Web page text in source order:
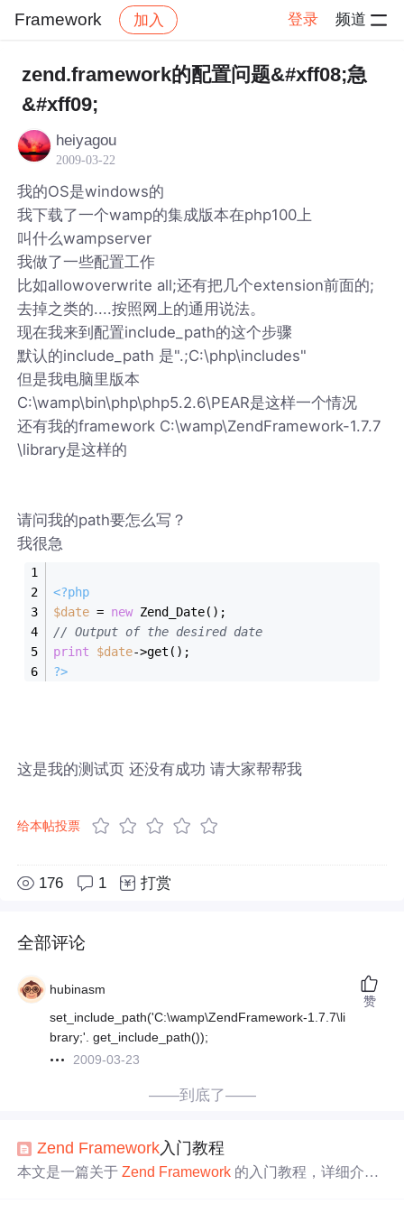
Framework 加入 登录 频道
Framework 帖子详情
zend.framework的配置问题&#xff08;急
&#xff09;
heiyagou
2009-03-22
我的OS是windows的
我下载了一个wamp的集成版本在php100上
叫什么wampserver
我做了一些配置工作
比如allowoverwrite all;还有把几个extension前面的;
去掉之类的....按照网上的通用说法。
现在我来到配置include_path的这个步骤
默认的include_path 是".;C:\php\includes"
但是我电脑里版本
C:\wamp\bin\php\php5.2.6\PEAR是这样一个情况
还有我的framework C:\wamp\ZendFramework-1.7.7
\library是这样的
请问我的path要怎么写？
我很急
<?php
$date = new Zend_Date();
// Output of the desired date
print
$date->get();
?>
这是我的测试页 还没有成功 请大家帮帮我
给本帖投票
176 1 打赏
全部评论
hubinasm
set_include_path('C:\wamp\ZendFramework-1.7.7\li
brary;'. get_include_path());
2009-03-23
赞
——到底了——
Zend Framework入门教程
本文是一篇关于Zend Framework 的入门教程，详细介绍